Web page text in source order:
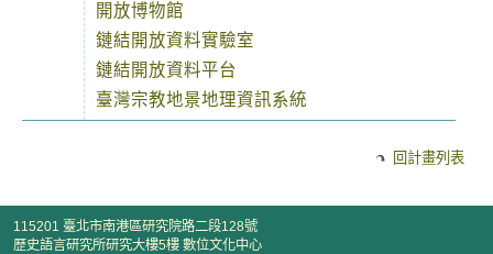
開放博物館
鏈結開放資料實驗室
鏈結開放資料平台
臺灣宗教地景地理資訊系統
回計畫列表
115201 臺北市南港區研究院路二段128號
歷史語言研究所研究大樓5樓 數位文化中心